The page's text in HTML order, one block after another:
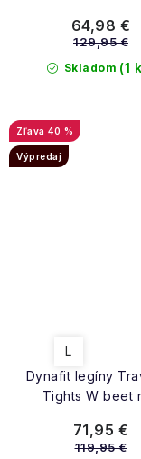
Skladom (1
64,98 €
129,95 €
Dynafit legíny
Tights W beet
40 %
Výpredaj
L
71,95 €
119,95 €